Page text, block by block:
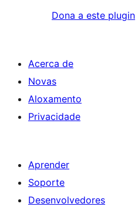
Dona a este plugin
Acerca de
Novas
Aloxamento
Privacidade
Aprender
Soporte
Desenvolvedores